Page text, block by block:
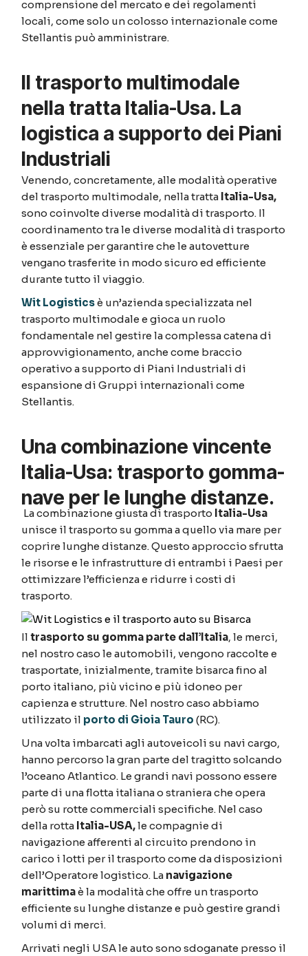
comprensione del mercato e dei regolamenti
locali, come solo un colosso internazionale come
Stellantis può amministrare.
Il trasporto multimodale
nella tratta Italia-Usa. La
logistica a supporto dei Piani
Industriali
Venendo, concretamente, alle modalità operative
del trasporto multimodale, nella tratta Italia-Usa,
sono coinvolte diverse modalità di trasporto. Il
coordinamento tra le diverse modalità di trasporto
è essenziale per garantire che le autovetture
vengano trasferite in modo sicuro ed efficiente
durante tutto il viaggio.
Wit Logisticsè un’azienda specializzata nel
trasporto multimodale e gioca un ruolo
fondamentale nel gestire la complessa catena di
approvvigionamento, anche come braccio
operativo a supporto di Piani Industriali di
espansione di Gruppi internazionali come
Stellantis.
Una combinazione vincente
Italia-Usa: trasporto gomma-
nave per le lunghe distanze.
La combinazione giusta di trasporto Italia-Usa
unisce il trasporto su gomma a quello via mare per
coprire lunghe distanze. Questo approccio sfrutta
le risorse e le infrastrutture di entrambi i Paesi per
ottimizzare l’efficienza e ridurre i costi di
trasporto.
Iltrasporto su gomma parte dall’Italia, le merci,
nel nostro caso le automobili, vengono raccolte e
trasportate, inizialmente, tramite bisarca fino al
porto italiano, più vicino e più idoneo per
capienza e strutture. Nel nostro caso abbiamo
utilizzato il porto di Gioia Tauro (RC).
Una volta imbarcati agli autoveicoli su navi cargo,
hanno percorso la gran parte del tragitto solcando
l’oceano Atlantico. Le grandi navi possono essere
parte di una flotta italiana o straniera che opera
però su rotte commerciali specifiche. Nel caso
della rotta Italia-USA,le compagnie di
navigazione afferenti al circuito prendono in
carico i lotti per il trasporto come da disposizioni
dell’Operatore logistico. La navigazione
marittimaè la modalità che offre un trasporto
efficiente su lunghe distanze e può gestire grandi
volumi di merci.
Arrivati negli USA le auto sono sdoganate presso il